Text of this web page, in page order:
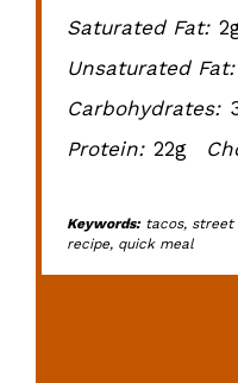
Saturated Fat:
Unsaturated Fat:
Carbohydrates:
Protein: 22g
Keywords:tacos, street
recipe, quick meal